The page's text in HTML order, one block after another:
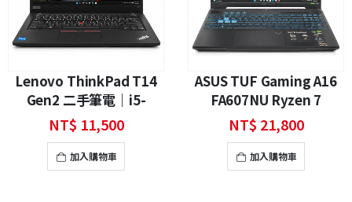
Lenovo ThinkPad T14
Gen2 二手筆電｜i5-
1135G7、MX450、14吋
FHD 商務筆電
NT$ 11,500
加入購物車
ASUS TUF Gaming A16
FA607NU Ryzen 7
7535HS RTX 4050 16GB
電競筆電｜二手筆電 | 原廠
還有1年保固
NT$ 21,800
加入購物車